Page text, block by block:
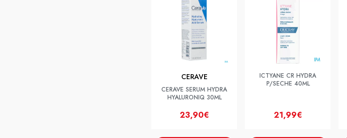
CERAVE
CERAVE SERUM HYDRA
HYALURONIQ 30ML
23,90€
ICTYANE CR HYDRA
P/SECHE 40ML
21,99€